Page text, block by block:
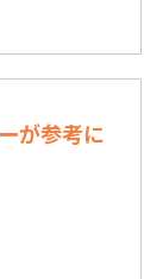
が参考に